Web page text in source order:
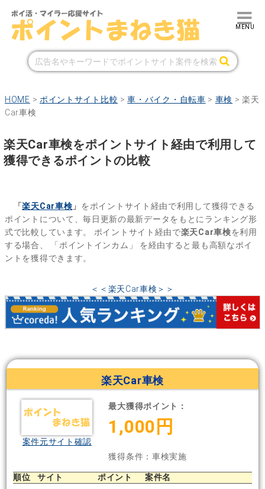
HOME > ポイントサイト比較 >車・バイク・自転車 > 車検 >楽天
Car車検
楽天Car車検をポイントサイト経由で利用して
獲得できるポイントの比較
「楽天Car車検 」 をポイントサイト経由で利用して獲得できる
ポイントについて、毎日更新の最新データをもとにランキング形
式で比較しています。 ポイントサイト経由で楽天Car車検を利用
する場合、
「ポイントインカム」
を経由すると最も高額なポイ
ントを獲得できます。
＜＜楽天Car車検＞＞
楽天Car車検
案件元サイト確認
最大獲得ポイント：
1,000円
獲得条件：車検実施
順位 サイト ポイント 案件名